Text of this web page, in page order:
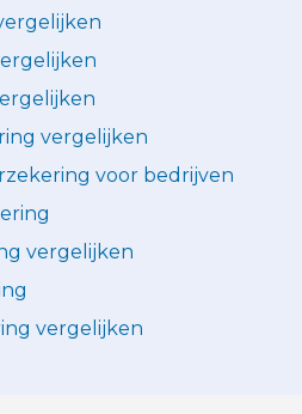
vergelijken
voor bedrijven
vergelijken
vergelijken